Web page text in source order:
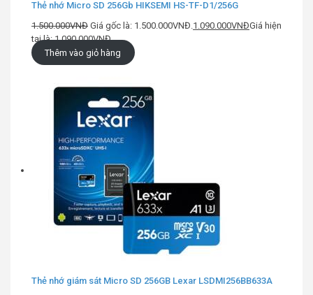
Thẻ nhớ Micro SD 256Gb HIKSEMI HS-TF-D1/256G
1.500.000VNĐ Giá gốc là: 1.500.000VNĐ.1.090.000VNĐGiá hiện
tại là: 1.090.000VNĐ.
Thêm vào giỏ hàng
Thẻ nhớ giám sát Micro SD 256GB Lexar LSDMI256BB633A